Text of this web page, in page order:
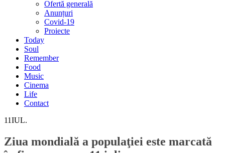
Ofertă generală
Anunțuri
Covid-19
Proiecte
Today
Soul
Remember
Food
Music
Cinema
Life
Contact
11IUL.
Ziua mondială a populaţiei este marcată